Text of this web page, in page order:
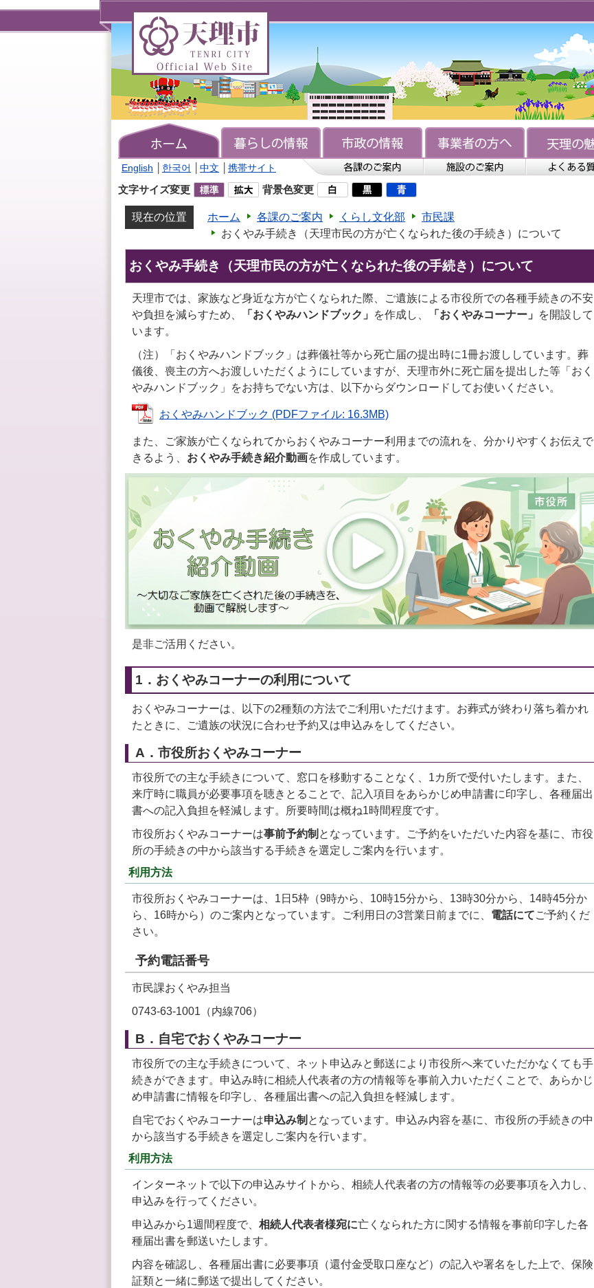
理
TENRI
Official
Site
English 한국어 中文 携帯サイト
文字サイズ変更 背景色変更
現在の位置 ホーム 各課のご案内 くらし文化部
市民課
おくやみ手続き（天理市民の方が亡くなられた後の手続き）について
おくやみ手続き（天理市民の方が亡くなられた後の手続き）について
天理市では、家族など身近な方が亡くなられた際、ご遺族による市役所での各種手続きの不安
や負担を減らすため、
「おくやみハンドブック」 を作成し、 「おくやみコーナー」
を開設して
います。
（注）「おくやみハンドブック」は葬儀社等から死亡届の提出時に1冊お渡ししています。葬
儀後、喪主の方へお渡しいただくようにしていますが、天理市外に死亡届を提出した等「おく
やみハンドブック」をお持ちでない方は、以下からダウンロードしてお使いください。
おくやみハンドブック (PDFファイル: 16.3MB)
また、ご家族が亡くなられてからおくやみコーナー利用までの流れを、分かりやすくお伝えで
きるよう、 おくやみ手続き紹介動画を作成しています。
是非ご活用ください。
1．おくやみコーナーの利用について
おくやみコーナーは、以下の2種類の方法でご利用いただけます。お葬式が終わり落ち着かれ
たときに、ご遺族の状況に合わせ予約又は申込みをしてください。
A．市役所おくやみコーナー
市役所での主な手続きについて、窓口を移動することなく、1カ所で受付いたします。また、
来庁時に職員が必要事項を聴きとることで、記入項目をあらかじめ申請書に印字し、各種届出
書への記入負担を軽減します。所要時間は概ね1時間程度です。
市役所おくやみコーナーは事前予約制 となっています。ご予約をいただいた内容を基に、市役
所の手続きの中から該当する手続きを選定しご案内を行います。
利用方法
市役所おくやみコーナーは、1日5枠（9時から、10時15分から、13時30分から、14時45分か
ら、16時から）のご案内となっています。ご利用日の3営業日前までに、 電話にてご予約くだ
さい。
予約電話番号
市民課おくやみ担当
0743-63-1001（内線706）
B．自宅でおくやみコーナー
市役所での主な手続きについて、ネット申込みと郵送により市役所へ来ていただかなくても手
続きができます。申込み時に相続人代表者の方の情報等を事前入力いただくことで、あらかじ
め申請書に情報を印字し、各種届出書への記入負担を軽減します。
自宅でおくやみコーナーは申込み制 となっています。申込み内容を基に、市役所の手続きの中
から該当する手続きを選定しご案内を行います。
利用方法
インターネットで以下の申込みサイトから、相続人代表者の方の情報等の必要事項を入力し、
申込みを行ってください。
申込みから1週間程度で、 相続人代表者様宛に亡くなられた方に関する情報を事前印字した各
種届出書を郵送いたします。
内容を確認し、各種届出書に必要事項（還付金受取口座など）の記入や署名をした上で、保険
証類と一緒に郵送で提出してください。